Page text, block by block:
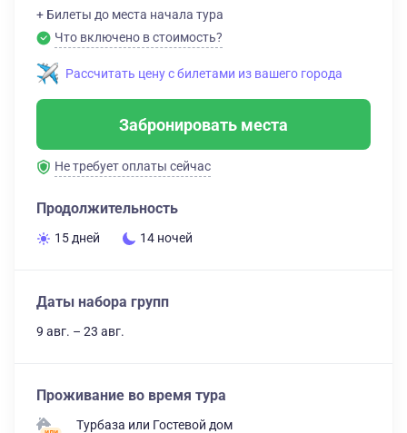
+ Билеты до места начала тура
Что включено в стоимость?
Рассчитать цену с билетами из вашего города
Забронировать места
Не требует оплаты сейчас
Продолжительность
15 дней 14 ночей
Даты набора групп
9 авг. – 23 авг.
Проживание во время тура
Турбаза или Гостевой дом